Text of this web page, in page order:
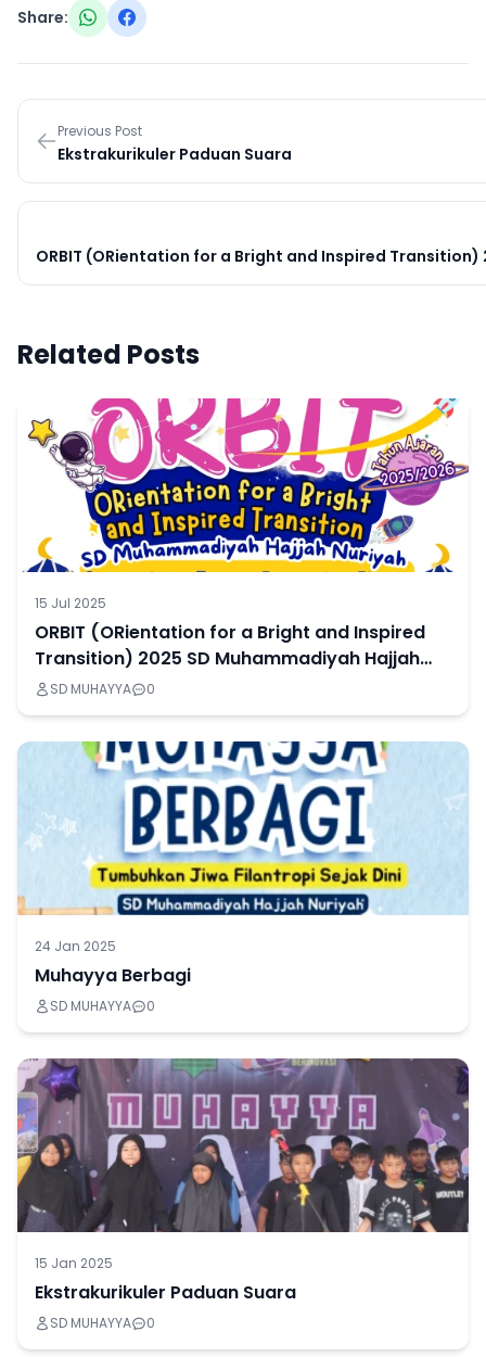
Share:
Previous Post
Ekstrakurikuler Paduan Suara
ORBIT (ORientation for a Bright and Inspired
Related Posts
15 Jul 2025
ORBIT (ORientation for a Bright and Inspired
Transition) 2025 SD Muhammadiyah Hajjah
Nuriyah
SD MUHAYYA 0
24 Jan 2025
Muhayya Berbagi
SD MUHAYYA 0
15 Jan 2025
Ekstrakurikuler Paduan Suara
SD MUHAYYA 0